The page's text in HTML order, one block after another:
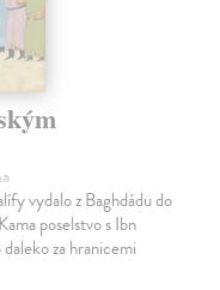
vydalo z Baghdádu do
poselstvo s Ibn
za hranicemi